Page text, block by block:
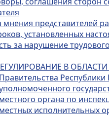
мнения представителей
установленных
за нарушение
В
органа по
исполнительных